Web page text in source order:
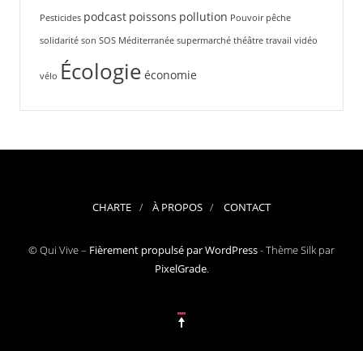
Pesticides podcast poissons pollution Pouvoir pêche
solidarité son SOS Méditerranée supermarché théâtre travail vidéo
vélo Écologie économie
CHARTE À PROPOS CONTACT
© Qui Vive – Fièrement propulsé par WordPress-Thème Silk par
PixelGrade.